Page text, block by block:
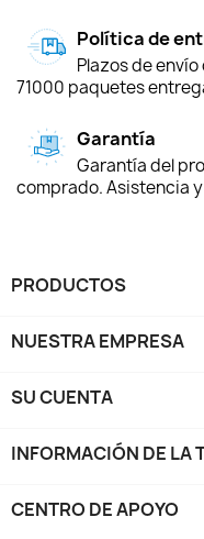
Política de
Plazos de
71000 paquetes
Garantía
Garantía del
comprado. Asistencia
PRODUCTOS
NUESTRA EMPRESA
SU CUENTA
INFORMACIÓN DE LA
CENTRO DE APOYO